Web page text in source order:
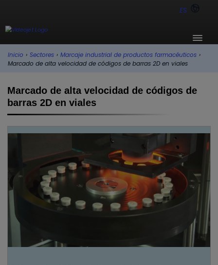
ES
Inicio › Sectores › Marcaje industrial de productos farmacéuticos ›
Marcado de alta velocidad de códigos de barras 2D en viales
Marcado de alta velocidad de códigos de
barras 2D en viales